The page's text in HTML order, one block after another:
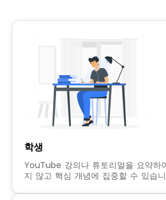
학생
YouTube 강의나 튜토리얼을 요약하
지 않고 핵심 개념에 집중할 수 있습